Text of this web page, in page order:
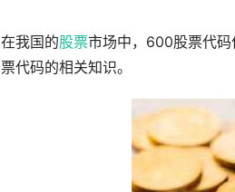
在我国的股票市场中，600股票代
票代码的相关知识。